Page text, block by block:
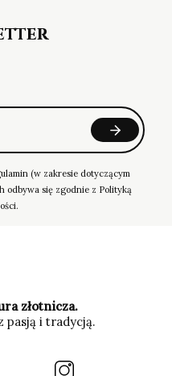
(w zakresie dotyczącym
odbywa się zgodnie z Polityką
złotnicza.
pasją i tradycją.
(Otwiera